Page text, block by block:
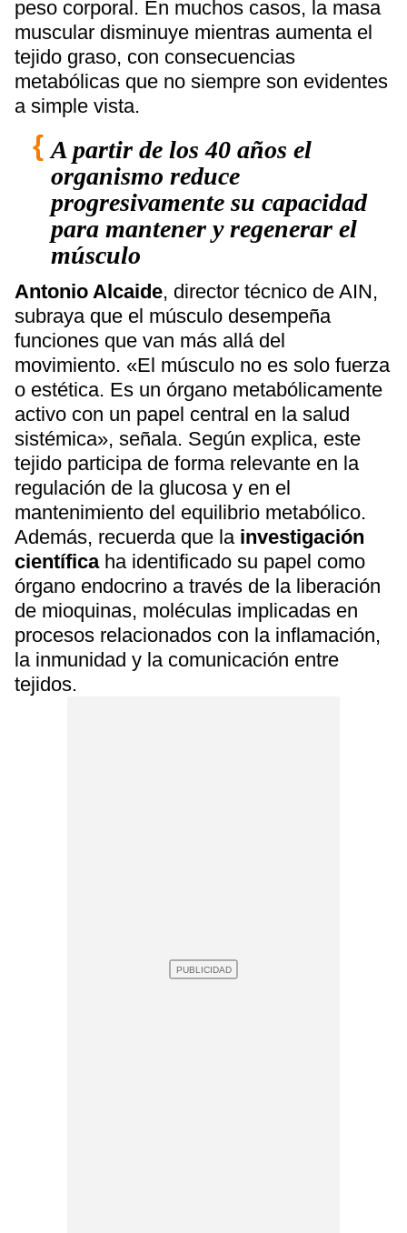
peso corporal. En muchos casos, la masa
muscular disminuye mientras aumenta el
tejido graso, con consecuencias
metabólicas que no siempre son evidentes
a simple vista.
A partir de los 40 años el
organismo reduce
progresivamente su capacidad
para mantener y regenerar el
músculo
Antonio Alcaide, director técnico de AIN,
subraya que el músculo desempeña
funciones que van más allá del
movimiento. «El músculo no es solo fuerza
o estética. Es un órgano metabólicamente
activo con un papel central en la salud
sistémica», señala. Según explica, este
tejido participa de forma relevante en la
regulación de la glucosa y en el
mantenimiento del equilibrio metabólico.
Además, recuerda que la investigación
científicaha identificado su papel como
órgano endocrino a través de la liberación
de mioquinas, moléculas implicadas en
procesos relacionados con la inflamación,
la inmunidad y la comunicación entre
tejidos.